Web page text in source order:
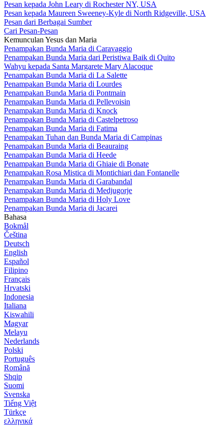
Pesan kepada John Leary di Rochester NY, USA
Pesan kepada Maureen Sweeney-Kyle di North Ridgeville, USA
Pesan dari Berbagai Sumber
Cari Pesan-Pesan
Kemunculan Yesus dan Maria
Penampakan Bunda Maria di Caravaggio
Penampakan Bunda Maria dari Peristiwa Baik di Quito
Wahyu kepada Santa Margarete Mary Alacoque
Penampakan Bunda Maria di La Salette
Penampakan Bunda Maria di Lourdes
Penampakan Bunda Maria di Pontmain
Penampakan Bunda Maria di Pellevoisin
Penampakan Bunda Maria di Knock
Penampakan Bunda Maria di Castelpetroso
Penampakan Bunda Maria di Fatima
Penampakan Tuhan dan Bunda Maria di Campinas
Penampakan Bunda Maria di Beauraing
Penampakan Bunda Maria di Heede
Penampakan Bunda Maria di Ghiaie di Bonate
Penampakan Rosa Mistica di Montichiari dan Fontanelle
Penampakan Bunda Maria di Garabandal
Penampakan Bunda Maria di Medjugorje
Penampakan Bunda Maria di Holy Love
Penampakan Bunda Maria di Jacarei
Bahasa
Bokmål
Čeština
Deutsch
English
Español
Filipino
Français
Hrvatski
Indonesia
Italiana
Kiswahili
Magyar
Melayu
Nederlands
Polski
Português
Română
Shqip
Suomi
Svenska
Tiếng Việt
Türkçe
ελληνικά